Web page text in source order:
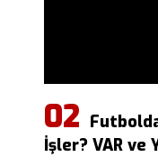
İşler? VAR ve